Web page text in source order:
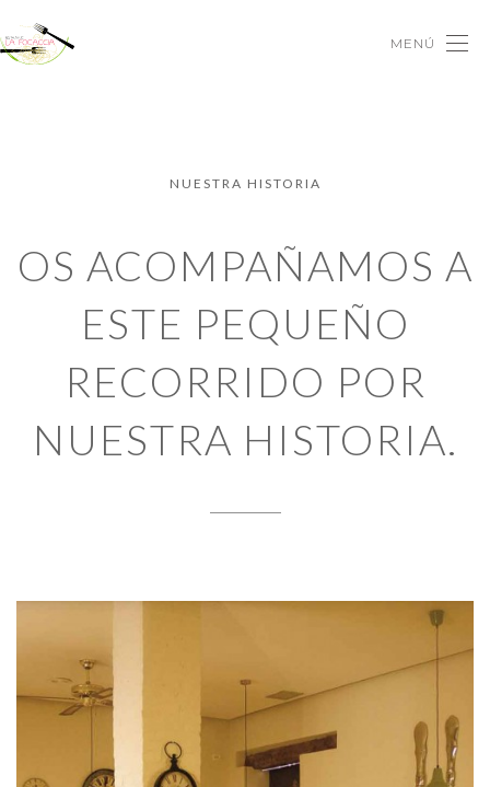
MENÚ
NUESTRA HISTORIA
OS ACOMPAÑAMOS A
ESTE PEQUEÑO
RECORRIDO POR
NUESTRA HISTORIA.